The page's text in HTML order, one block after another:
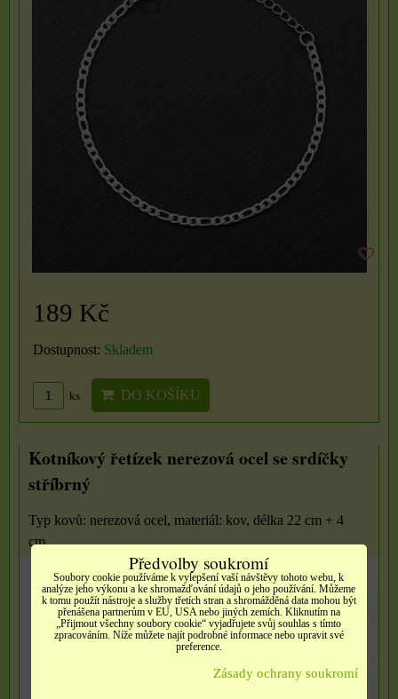
189 Kč
Dostupnost: Skladem
ks DO KOŠÍKU
Kotníkový řetízek nerezová ocel se srdíčky
stříbrný
Typ kovů: nerezová ocel, materiál: kov, délka 22 cm + 4
cm...
Předvolby soukromí
Soubory cookie používáme k vylepšení vaší návštěvy tohoto webu, k
analýze jeho výkonu a ke shromažďování údajů o jeho používání. Můžeme
k tomu použít nástroje a služby třetích stran a shromážděná data mohou být
přenášena partnerům v EU, USA nebo jiných zemích. Kliknutím na
„Přijmout všechny soubory cookie“ vyjadřujete svůj souhlas s tímto
zpracováním. Níže můžete najít podrobné informace nebo upravit své
preference.
Zásady ochrany soukromí